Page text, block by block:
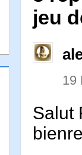
jeu
19
Salut